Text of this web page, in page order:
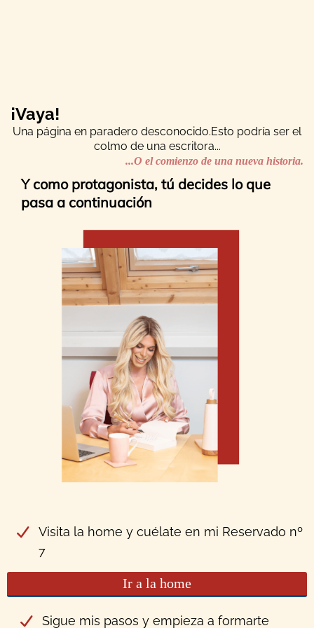
¡Vaya!
Una página en paradero desconocido.Esto podría ser el
colmo de una escritora...
...O el comienzo de una nueva historia.
Y como protagonista, tú decides lo que
pasa a continuación
Visita la home y cuélate en mi Reservado nº
7
Ir a la home
Sigue mis pasos y empieza a formarte